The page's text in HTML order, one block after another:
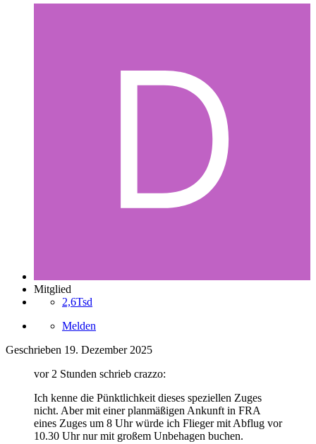
Mitglied
2,6Tsd
Melden
Geschrieben 19. Dezember 2025
vor 2 Stunden schrieb crazzo:
Ich kenne die Pünktlichkeit dieses speziellen Zuges
nicht. Aber mit einer planmäßigen Ankunft in FRA
eines Zuges um 8 Uhr würde ich Flieger mit Abflug vor
10.30 Uhr nur mit großem Unbehagen buchen.